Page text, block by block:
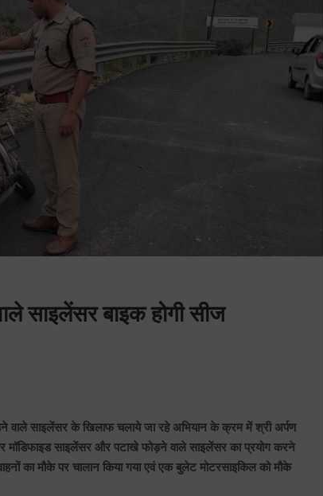
साइलेंसर बाइक होगी सीज
वाले साइलेंसर के खिलाफ चलाये जा रहे अभियान के क्रम में श्री अर्पण
मॉडिफाइड साइलेंसर और पटाखे फोड़ने वाले साइलेंसर का प्रयोग करने
का मौके पर चालान किया गया एवं एक बुलेट मोटरसाइकिल को मौके